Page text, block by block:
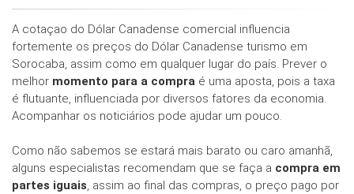
A cotaçao do Dólar Canadense comercial influencia
fortemente os preços do Dólar Canadense turismo em
Sorocaba, assim como em qualquer lugar do país. Prever o
melhor momento para a compra é uma aposta, pois a taxa
é flutuante, influenciada por diversos fatores da economia.
Acompanhar os noticiários pode ajudar um pouco.
Como não sabemos se estará mais barato ou caro amanhã,
alguns especialistas recomendam que se faça a compra em
partes iguais, assim ao final das compras, o preço pago por